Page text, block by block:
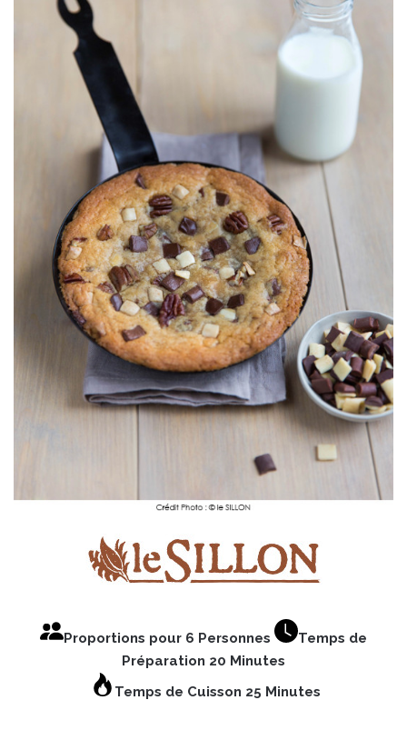
Proportions pour 6 Personnes
Temps de
Préparation 20 Minutes
Temps de Cuisson 25 Minutes